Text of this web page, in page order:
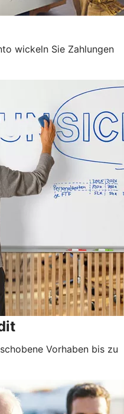
wickeln Sie Zahlungen
Vorhaben bis zu